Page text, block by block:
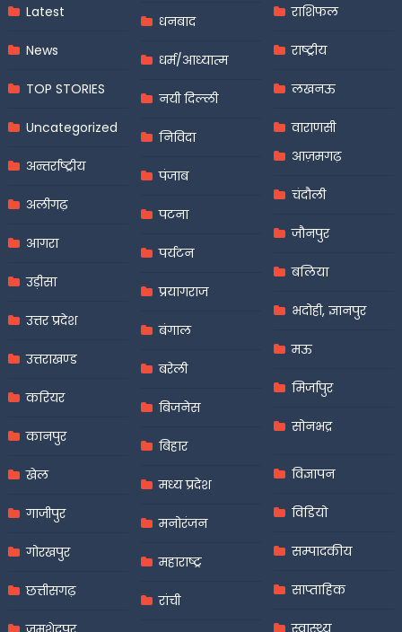
Latest
News
TOP STORIES
Uncategorized
अन्तर्राष्ट्रीय
अलीगढ़
आगरा
उड़ीसा
उत्तर प्रदेश
उत्तराखण्ड
करियर
कानपुर
खेल
गाजीपुर
गोरखपुर
छत्तीसगढ़
धनबाद
धर्म/आध्यात्म
नयी दिल्ली
निविदा
पंजाब
पटना
पर्यटन
प्रयागराज
बंगाल
बरेली
बिजनेस
बिहार
मध्य प्रदेश
मनोरंजन
महाराष्ट्र
रांची
राशिफल
राष्ट्रीय
लखनऊ
वाराणसी
आज़मगढ़
चंदौली
जौनपुर
बलिया
भदोही, ज्ञानपुर
मऊ
मिर्जापुर
सोनभद्र
विज्ञापन
विडियो
सम्पादकीय
साप्ताहिक